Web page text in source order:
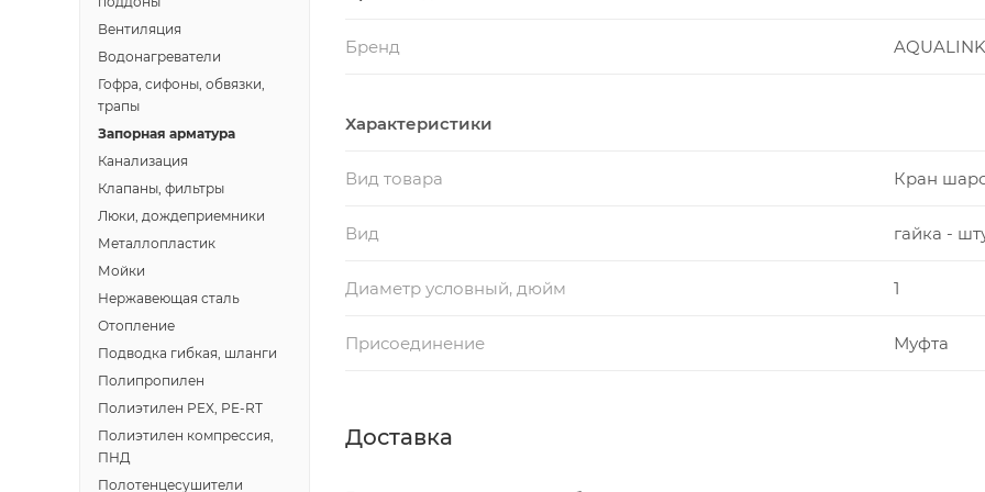
Бренд AQUALINK
Характеристики
Вид товара Кран
Вид гайка -
Диаметр условный, дюйм 1
Присоединение Муфта
Доставка
Вентиляция
Водонагреватели
Гофра, сифоны, обвязки,
трапы
Запорная арматура
Канализация
Клапаны, фильтры
Люки, дождеприемники
Металлопластик
Мойки
Нержавеющая сталь
Отопление
Подводка гибкая, шланги
Полипропилен
Полиэтилен PEX, PE-RT
Полиэтилен компрессия,
ПНД
Полотенцесушители